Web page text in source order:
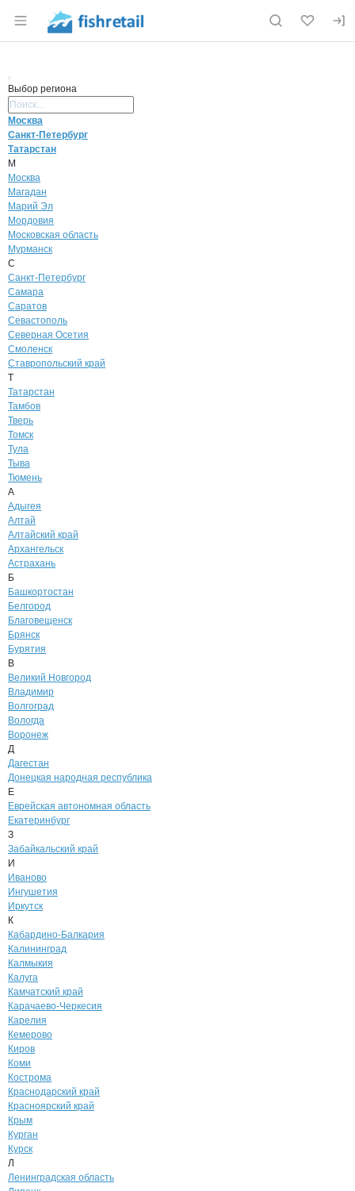
Раздел навигации по сайту fishretail.ru
Выбор региона
Москва
Санкт-Петербург
Татарстан
М
Москва
Магадан
Марий Эл
Мордовия
Московская область
Мурманск
С
Санкт-Петербург
Самара
Саратов
Севастополь
Северная Осетия
Смоленск
Ставропольский край
Т
Татарстан
Тамбов
Тверь
Томск
Тула
Тыва
Тюмень
А
Адыгея
Алтай
Алтайский край
Архангельск
Астрахань
Б
Башкортостан
Белгород
Благовещенск
Брянск
Бурятия
В
Великий Новгород
Владимир
Волгоград
Вологда
Воронеж
Д
Дагестан
Донецкая народная республика
Е
Еврейская автономная область
Екатеринбург
З
Забайкальский край
И
Иваново
Ингушетия
Иркутск
К
Кабардино-Балкария
Калининград
Калмыкия
Калуга
Камчатский край
Карачаево-Черкесия
Карелия
Кемерово
Киров
Коми
Кострома
Краснодарский край
Красноярский край
Крым
Курган
Курск
Л
Ленинградская область